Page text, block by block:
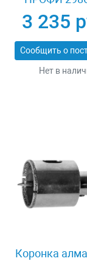
3 235
Нет в
Коронка